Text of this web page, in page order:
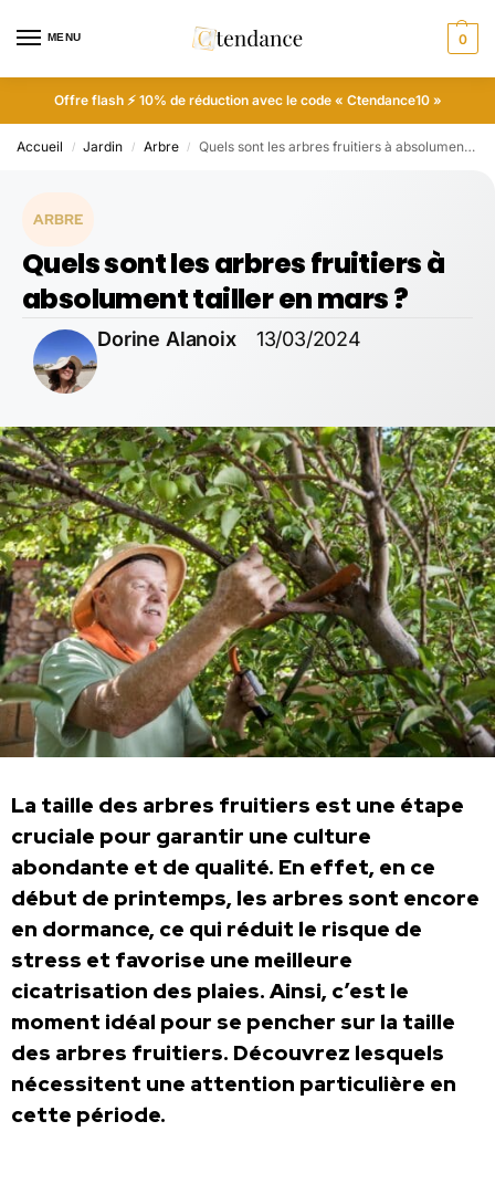
MENU 0
Offre flash ⚡ 10% de réduction avec le code « Ctendance10 »
Accueil / Jardin / Arbre / Quels sont les arbres fruitiers à absolument tailler en mars ?
ARBRE
Quels sont les arbres fruitiers à
absolument tailler en mars ?
Dorine Alanoix 13/03/2024
La taille des arbres fruitiers est une étape
cruciale pour garantir une culture
abondante et de qualité. En effet, en ce
début de printemps, les arbres sont encore
en dormance, ce qui réduit le risque de
stress et favorise une meilleure
cicatrisation des plaies. Ainsi, c’est le
moment idéal pour se pencher sur la taille
des arbres fruitiers. Découvrez lesquels
nécessitent une attention particulière en
cette période.